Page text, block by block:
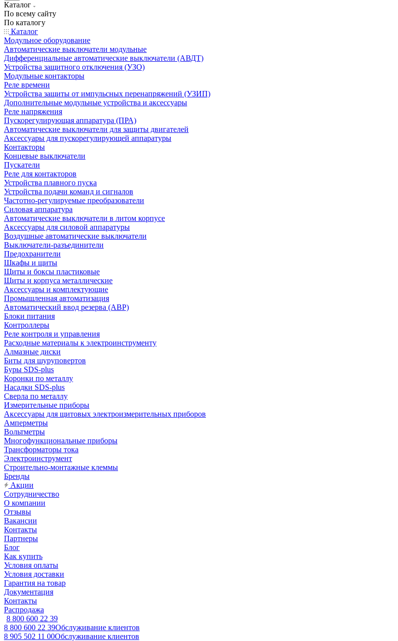
Каталог
По всему сайту
По каталогу
Каталог
Модульное оборудование
Автоматические выключатели модульные
Дифференциальные автоматические выключатели (АВДТ)
Устройства защитного отключения (УЗО)
Модульные контакторы
Реле времени
Устройства защиты от импульсных перенапряжений (УЗИП)
Дополнительные модульные устройства и аксессуары
Реле напряжения
Пускорегулирующая аппаратура (ПРА)
Автоматические выключатели для защиты двигателей
Аксессуары для пускорегулирующей аппаратуры
Контакторы
Концевые выключатели
Пускатели
Реле для контакторов
Устройства плавного пуска
Устройства подачи команд и сигналов
Частотно-регулируемые преобразователи
Силовая аппаратура
Автоматические выключатели в литом корпусе
Аксессуары для силовой аппаратуры
Воздушные автоматические выключатели
Выключатели-разъединители
Предохранители
Шкафы и щиты
Щиты и боксы пластиковые
Щиты и корпуса металлические
Аксессуары и комплектующие
Промышленная автоматизация
Автоматический ввод резерва (АВР)
Блоки питания
Контроллеры
Реле контроля и управления
Расходные материалы к электроинструменту
Алмазные диски
Биты для шуруповертов
Буры SDS-plus
Коронки по металлу
Насадки SDS-plus
Сверла по металлу
Измерительные приборы
Аксессуары для щитовых электроизмерительных приборов
Амперметры
Вольтметры
Многофункциональные приборы
Трансформаторы тока
Электроинструмент
Строительно-монтажные клеммы
Бренды
Акции
Сотрудничество
О компании
Отзывы
Вакансии
Контакты
Партнеры
Блог
Как купить
Условия оплаты
Условия доставки
Гарантия на товар
Документация
Контакты
Распродажа
8 800 600 22 39
8 800 600 22 39Обслуживание клиентов
8 905 502 11 00Обслуживание клиентов